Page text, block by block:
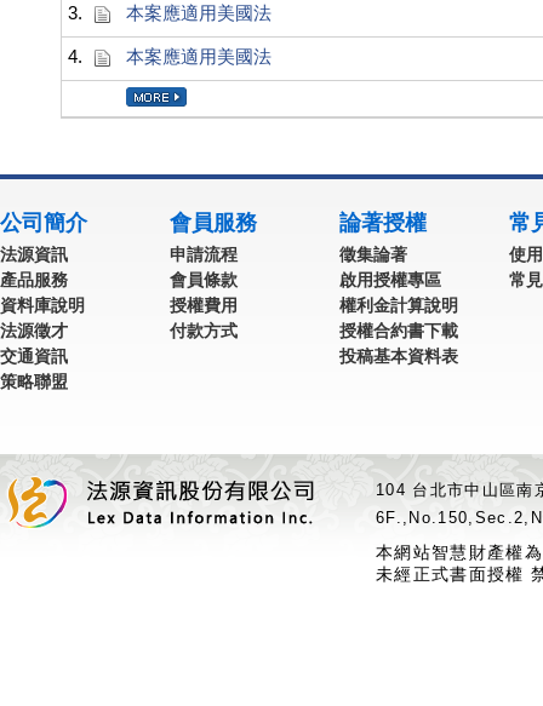
3. 本案應適用美國法
4. 本案應適用美國法
公司簡介
法源資訊
產品服務
資料庫說明
法源徵才
交通資訊
策略聯盟
會員服務
申請流程
會員條款
授權費用
付款方式
論著授權
徵集論著
啟用授權專區
權利金計算說明
授權合約書下載
投稿基本資料表
常
使
常
104 台北市中山區
本網站智慧財產權
未經正式書面授權